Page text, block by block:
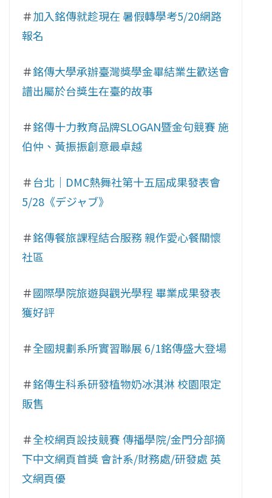
＃加入銘傳就趁現在 暑假轉學考5/20網路
報名
＃銘傳大學承辦臺灣獎學金畢結業生歡送會
譜出屬於台獎生在臺的故事
＃銘傳十力教育品牌SLOGAN暨金句競賽 施
伯仲、黃振振創意最卓越
＃台北｜DMC熱舞社第十五屆成果發表會
5/28《デジャブ》
＃銘傳餐旅課程結合服務 親作愛心餐關懷
社區
＃國際學院旅遊與觀光學程 畢業成果發表
獲好評
＃全國規劃系所實習聯展 6/1銘傳盛大登場
＃銘傳生科系研發植物奶冰淇淋 校園限定
販售
＃全校網頁設技競賽 傳播學院/金門分部摘
下中文網頁首獎 會計系/財務處/研發處 英
文網頁優